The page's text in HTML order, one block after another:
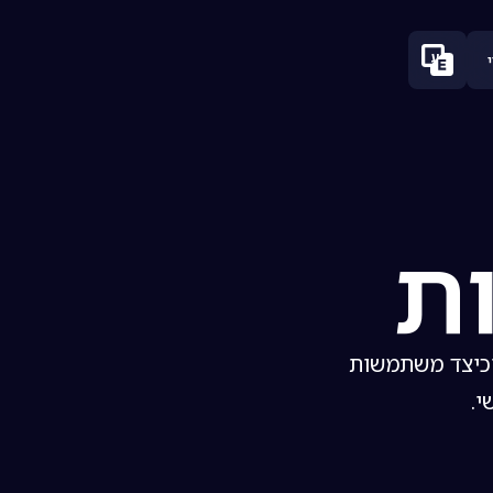
ע
משתמשות